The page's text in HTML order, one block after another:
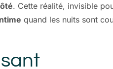
. Cette réalité, invisible
quand les nuits sont